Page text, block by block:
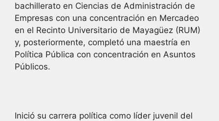
bachillerato en Ciencias de Administración de
Empresas con una concentración en Mercadeo
en el Recinto Universitario de Mayagüez (RUM)
y, posteriormente, completó una maestría en
Política Pública con concentración en Asuntos
Públicos.
Inició su carrera política como líder juvenil del